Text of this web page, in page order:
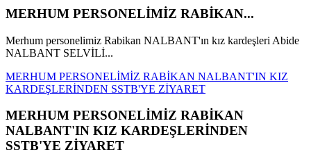
MERHUM PERSONELİMİZ RABİKAN...
Merhum personelimiz Rabikan NALBANT'ın kız kardeşleri Abide
NALBANT SELVİLİ...
MERHUM PERSONELİMİZ RABİKAN NALBANT'IN KIZ
KARDEŞLERİNDEN SSTB'YE ZİYARET
MERHUM PERSONELİMİZ RABİKAN
NALBANT'IN KIZ KARDEŞLERİNDEN
SSTB'YE ZİYARET